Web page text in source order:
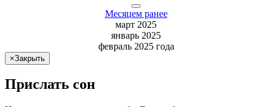
Месяцем ранее
март 2025
январь 2025
февраль 2025 года
×Закрыть
Прислать сон